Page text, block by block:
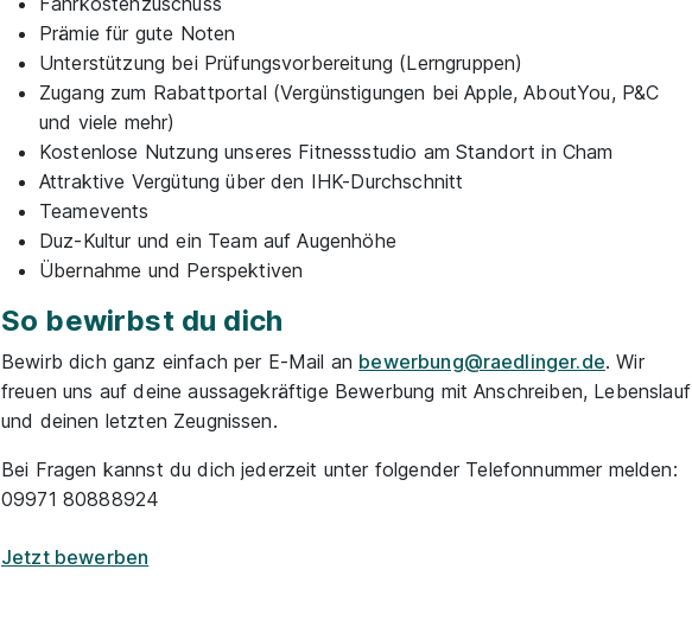
Prämie für gute Noten
Unterstützung bei Prüfungsvorbereitung (Lerngruppen)
Zugang zum Rabattportal (Vergünstigungen bei Apple, AboutYou, P&C
und viele mehr)
Kostenlose Nutzung unseres Fitnessstudio am Standort in Cham
Attraktive Vergütung über den IHK-Durchschnitt
Teamevents
Duz-Kultur und ein Team auf Augenhöhe
Übernahme und Perspektiven
So bewirbst du dich
Bewirb dich ganz einfach per E-Mail an bewerbung@raedlinger.de. Wir
freuen uns auf deine aussagekräftige Bewerbung mit Anschreiben, Lebenslauf
und deinen letzten Zeugnissen.
Bei Fragen kannst du dich jederzeit unter folgender Telefonnummer melden:
09971 80888924
Jetzt bewerben